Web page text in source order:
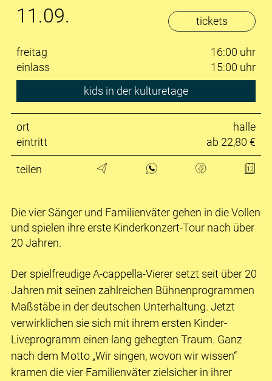
11.09. tickets
freitag
16:00 uhr
einlass
15:00 uhr
kids in der kulturetage
ort
halle
eintritt
ab 22,80 €
teilen
Die vier Sänger und Familienväter gehen in die Vollen
und spielen ihre erste Kinderkonzert-Tour nach über
20 Jahren.
Der spielfreudige A-cappella-Vierer setzt seit über 20
Jahren mit seinen zahlreichen Bühnenprogrammen
Maßstäbe in der deutschen Unterhaltung. Jetzt
verwirklichen sie sich mit ihrem ersten Kinder-
Liveprogramm einen lang gehegten Traum. Ganz
nach dem Motto „Wir singen, wovon wir wissen“
kramen die vier Familienväter zielsicher in ihrer